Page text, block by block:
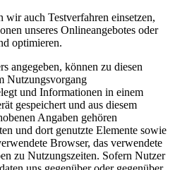
wir auch Testverfahren einsetzen,
unseres Onlineangebotes oder
optimieren.
angegeben, können zu diesen
Nutzungsvorgang
und Informationen in einem
gespeichert und aus diesem
Angaben gehören
und dort genutzte Elemente sowie
Browser, das verwendete
zu Nutzungszeiten. Sofern Nutzer